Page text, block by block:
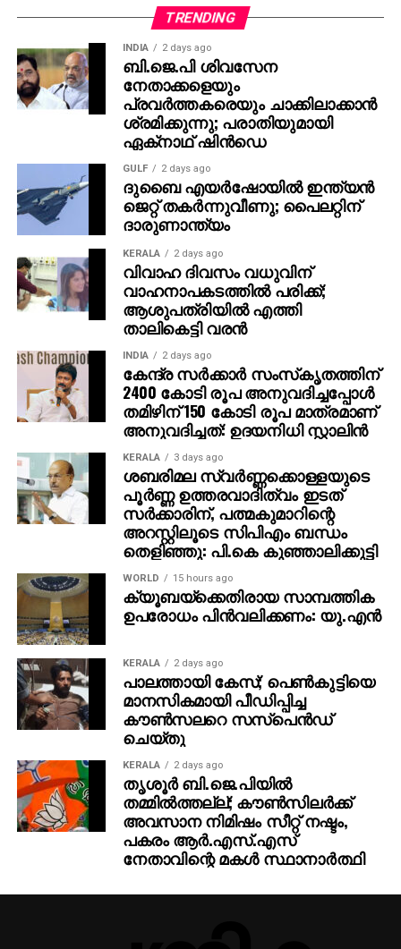
ശനിയാഴ്ച രാവിലെ 10 മുതല്‍ ആരംഭിക്കും. ബന്ധപ്പെട്ട
വരണാധികാരികളാണ് നാമനിര്‍ദേശപത്രികകളുടെ
സൂക്ഷ്മപരിശോധന നടത്തുക. നാമനിര്‍ദേശ
പത്രികകളുടെ സൂക്ഷ്മ പരിശോധനാ വേളയില്‍
സ്ഥാനാര്‍ത്ഥിക്കൊപ്പം തിരഞ്ഞെടുപ്പ് ഏജന്റ്,
നിര്‍ദേശകന്‍ എന്നിവര്‍ക്കു പുറമേ സ്ഥാനാര്‍ത്ഥി എഴുതി
നല്‍കുന്ന ഒരാള്‍ക്കുകൂടി വരണാധികാരിയുടെ
മുറിയിലേക്ക് പ്രവേശനം അനുവദിക്കും.
സൂക്ഷ്മപരിശോധനാ സമയം എല്ലാ
സ്ഥാനാര്‍ത്ഥികളുടേയും നാമനിര്‍ദേശ പത്രികകള്‍
പരിശോധിക്കുന്നതിനുള്ള സൗകര്യം ഇവര്‍ക്ക് ലഭിക്കും.
സൂക്ഷ്മപരിശോധനയ്ക്ക് ശേഷം സ്വീകരിക്കപ്പെട്ട
പത്രികകള്‍ സമര്‍പ്പിച്ച സ്ഥാനാര്‍ഥികളുടെ പട്ടിക
റിട്ടേണിംഗ് ഓഫീസര്‍ പ്രസിദ്ധീകരിക്കും.
TRENDING
INDIA 2 days ago
ബി.ജെ.പി ശിവസേന
നേതാക്കളെയും
പ്രവര്‍ത്തകരെയും ചാക്കിലാക്കാന്‍
ശ്രമിക്കുന്നു; പരാതിയുമായി
ഏക്‌നാഥ് ഷിന്‍ഡെ
GULF 2 days ago
ദുബൈ എയര്‍ഷോയില്‍ ഇന്ത്യന്‍
ജെറ്റ് തകര്‍ന്നുവീണു; പൈലറ്റിന്
ദാരുണാന്ത്യം
KERALA 2 days ago
വിവാഹ ദിവസം വധുവിന്
വാഹനാപകടത്തില്‍ പരിക്ക്;
ആശുപത്രിയില്‍ എത്തി
താലികെട്ടി വരന്‍
INDIA 2 days ago
കേന്ദ്ര സര്‍ക്കാര്‍ സംസ്‌കൃതത്തിന്
2400 കോടി രൂപ അനുവദിച്ചപ്പോള്‍
തമിഴിന് 150 കോടി രൂപ മാത്രമാണ്
അനുവദിച്ചത്: ഉദയനിധി സ്റ്റാലിന്‍
KERALA 3 days ago
ശബരിമല സ്വര്‍ണ്ണക്കൊള്ളയുടെ
പൂര്‍ണ്ണ ഉത്തരവാദിത്വം ഇടത്
സര്‍ക്കാരിന്, പത്മകുമാറിന്റെ
അറസ്റ്റിലൂടെ സിപിഎം ബന്ധം
തെളിഞ്ഞു: പി.കെ കുഞ്ഞാലിക്കുട്ടി
WORLD 15 hours ago
ക്യൂബയ്ക്കെതിരായ സാമ്പത്തിക
ഉപരോധം പിന്‍വലിക്കണം: യു.എന്‍
KERALA 2 days ago
പാലത്തായി കേസ്; പെൺകുട്ടിയെ
മാനസികമായി പീഡിപ്പിച്ച
കൗൺസലറെ സസ്പെൻഡ്
ചെയ്തു
KERALA 2 days ago
തൃശൂര്‍ ബി.ജെ.പിയില്‍
തമ്മില്‍ത്തല്ല്; കൗണ്‍സിലര്‍ക്ക്
അവസാന നിമിഷം സീറ്റ് നഷ്ടം,
പകരം ആര്‍.എസ്.എസ്
നേതാവിന്റെ മകള്‍ സ്ഥാനാര്‍ത്ഥി